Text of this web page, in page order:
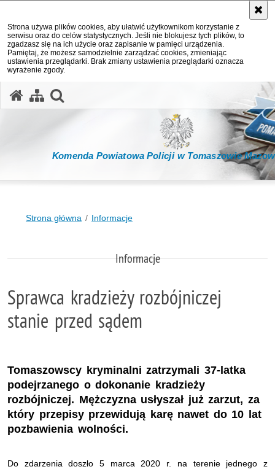
Strona używa plików cookies, aby ułatwić użytkownikom korzystanie z
serwisu oraz do celów statystycznych. Jeśli nie blokujesz tych plików, to
zgadzasz się na ich użycie oraz zapisanie w pamięci urządzenia.
Pamiętaj, że możesz samodzielnie zarządzać cookies, zmieniając
ustawienia przeglądarki. Brak zmiany ustawienia przeglądarki oznacza
wyrażenie zgody.
Komenda Powiatowa Policji w Tomaszowie
Strona główna Informacje
Informacje
Sprawca kradzieży rozbójniczej
stanie przed sądem
Tomaszowscy kryminalni zatrzymali 37-latka
podejrzanego o dokonanie kradzieży
rozbójniczej. Mężczyzna usłyszał już zarzut, za
który przepisy przewidują karę nawet do 10 lat
pozbawienia wolności.
Do zdarzenia doszło 5 marca 2020 r. na terenie jednego z